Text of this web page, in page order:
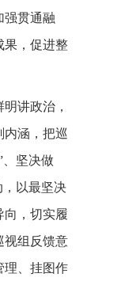
强贯通融
果，促进整
讲政治，
内涵，把巡
、坚决做
，以最坚决
向，切实履
视组反馈意
理、挂图作